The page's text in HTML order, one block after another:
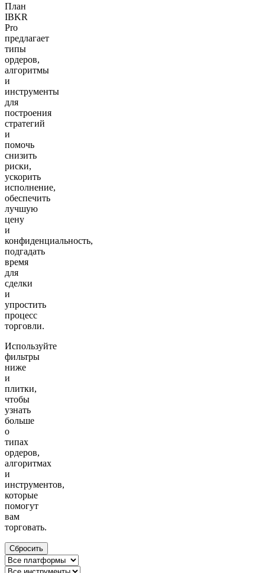
План
IBKR
Pro
предлагает
типы
ордеров,
алгоритмы
и
инструменты
для
построения
стратегий
и
помочь
снизить
риски,
ускорить
исполнение,
обеспечить
лучшую
цену
и
конфиденциальность,
подгадать
время
для
сделки
и
упростить
процесс
торговли.
Используйте
фильтры
ниже
и
плитки,
чтобы
узнать
больше
о
типах
ордеров,
алгоритмах
и
инструментов,
которые
помогут
вам
торговать.
Сбросить